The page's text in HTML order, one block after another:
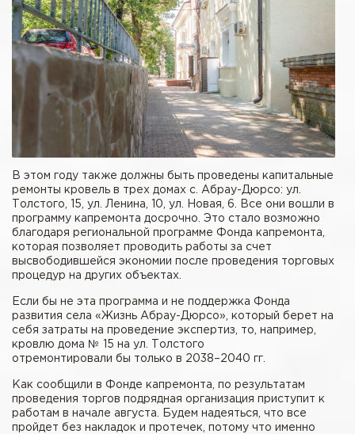
В этом году также должны быть проведены капитальные
ремонты кровель в трех домах с. Абрау-Дюрсо: ул.
Толстого, 15, ул. Ленина, 10, ул. Новая, 6. Все они вошли в
программу капремонта досрочно. Это стало возможно
благодаря региональной программе Фонда капремонта,
которая позволяет проводить работы за счет
высвободившейся экономии после проведения торговых
процедур на других объектах.
Если бы не эта программа и не поддержка Фонда
развития села «Жизнь Абрау-Дюрсо», который берет на
себя затраты на проведение экспертиз, то, например,
кровлю дома № 15 на ул. Толстого
отремонтировали бы только в 2038–2040 гг.
Как сообщили в Фонде капремонта, по результатам
проведения торгов подрядная организация приступит к
работам в начале августа. Будем надеяться, что все
пройдет без накладок и протечек, потому что именно